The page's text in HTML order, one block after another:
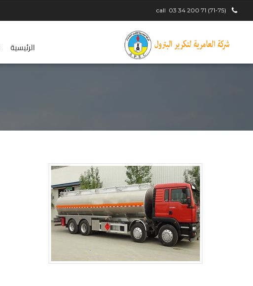
(71-75) 71 200 34 03
call
الرئيسية